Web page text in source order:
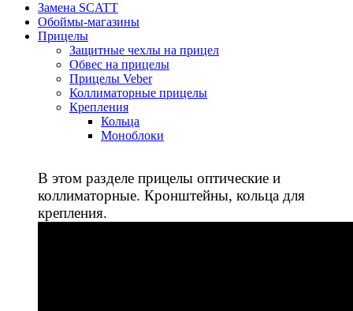
Замена SCATT
Обоймы-магазины
Прицелы
Защитные чехлы на прицел
Обвес на прицелы
Прицелы Veber
Коллиматорные прицелы
Крепления
Кольца
Моноблоки
В этом разделе прицелы оптические и
коллиматорные. Кронштейны, кольца для
крепления.